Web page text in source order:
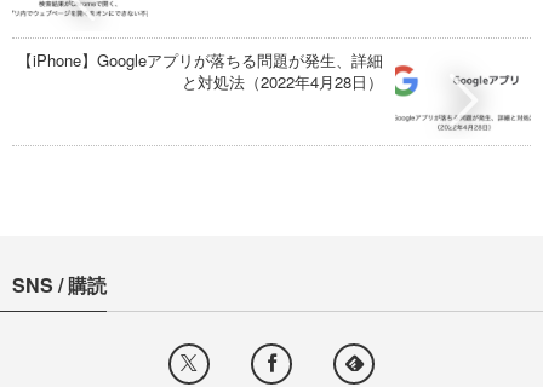
【iPhone】Googleアプリが落ちる問題が発生、詳細
と対処法（2022年4月28日）
SNS / 購読